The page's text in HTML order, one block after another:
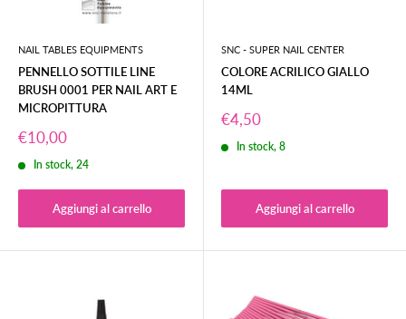
NAIL TABLES EQUIPMENTS
PENNELLO SOTTILE LINE
BRUSH 0001 PER NAIL ART E
MICROPITTURA
Prezzo
scontato
€10,00
In stock, 24
Aggiungi al carrello
SNC - SUPER NAIL CENTER
COLORE ACRILICO GIALLO
14ML
Prezzo
scontato
€4,50
In stock, 8
Aggiungi al carrello